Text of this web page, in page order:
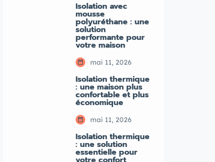
Isolation avec
mousse
polyuréthane : une
solution
performante pour
votre maison
mai 11, 2026
Isolation thermique
: une maison plus
confortable et plus
économique
mai 11, 2026
Isolation thermique
: une solution
essentielle pour